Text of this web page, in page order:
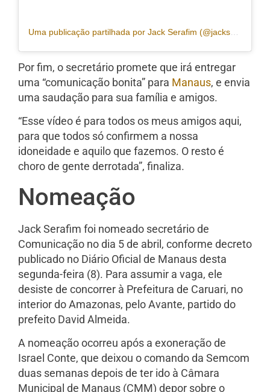
Por fim, o secretário promete que irá entregar
uma “comunicação bonita” para Manaus, e envia
uma saudação para sua família e amigos.
“Esse vídeo é para todos os meus amigos aqui,
para que todos só confirmem a nossa
idoneidade e aquilo que fazemos. O resto é
choro de gente derrotada”, finaliza.
Nomeação
Jack Serafim foi nomeado secretário de
Comunicação no dia 5 de abril, conforme decreto
publicado no Diário Oficial de Manaus desta
segunda-feira (8). Para assumir a vaga, ele
desiste de concorrer à Prefeitura de Caruari, no
interior do Amazonas, pelo Avante, partido do
prefeito David Almeida.
A nomeação ocorreu após a exoneração de
Israel Conte, que deixou o comando da Semcom
duas semanas depois de ter ido à Câmara
Municipal de Manaus (CMM) depor sobre o